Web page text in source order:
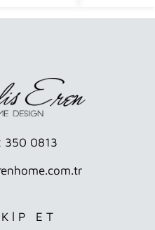
350 0813
ET